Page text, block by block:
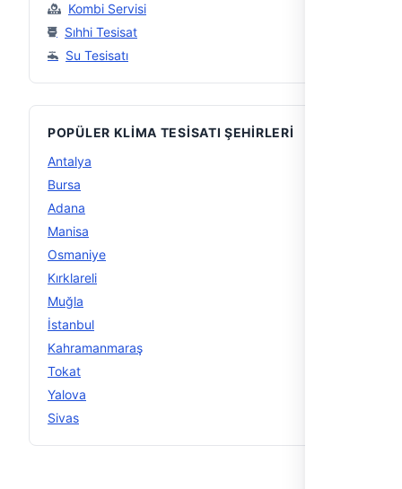
Kombi Servisi
Sıhhi Tesisat
Su Tesisatı
POPÜLER KLIMA TESISATI ŞEHIRLERI
Antalya
Bursa
Adana
Manisa
Osmaniye
Kırklareli
Muğla
İstanbul
Kahramanmaraş
Tokat
Yalova
Sivas